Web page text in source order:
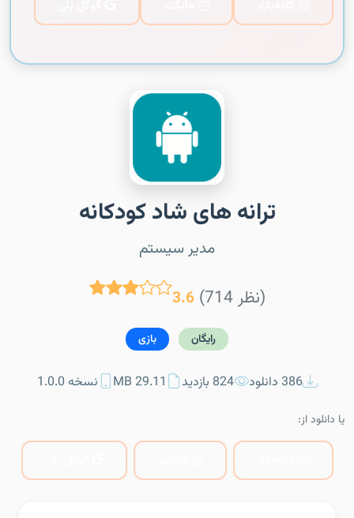
ترانه های شاد کودکانه
مدیر سیستم
3.6 (714 نظر)
رایگان بازی
386 دانلود 824 بازدید 29.11 MB نسخه 1.0.0
یا دانلود از: